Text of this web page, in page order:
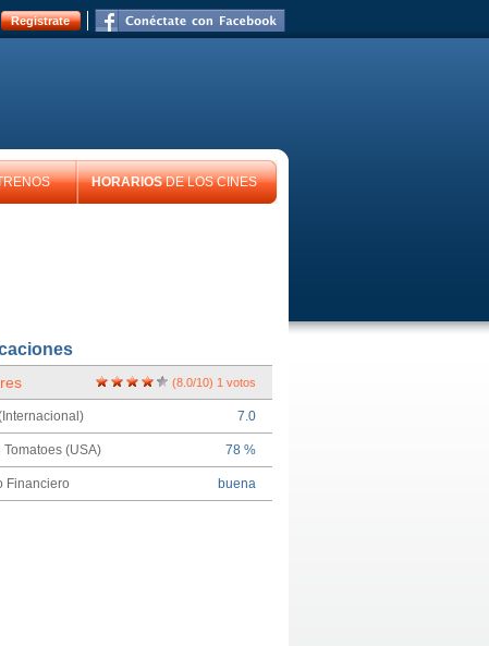
Registrate
HORARIOSDE LOS CINES
(8.0/10) 1 votos
7.0
Tomatoes (USA) 78 %
Financiero buena